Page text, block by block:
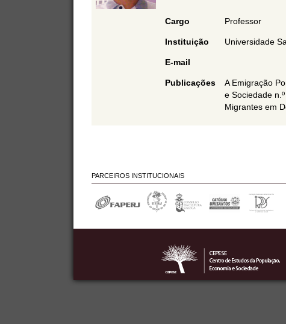
Cargo Professor
Instituição Universidade
E-mail
Publicações
A Emigração
e Sociedade
Migrantes em
PARCEIROS INSTITUCIONAIS